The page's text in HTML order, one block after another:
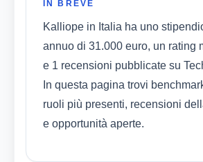
IN BREVE
Kalliope in Italia ha uno
annuo di 31.000 euro, un rating
e 1 recensioni pubblicate su
In questa pagina trovi
ruoli più presenti, recensioni
e opportunità aperte.